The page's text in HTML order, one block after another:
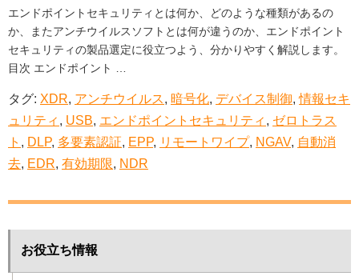
エンドポイントセキュリティとは何か、どのような種類があるの
か、またアンチウイルスソフトとは何が違うのか、エンドポイント
セキュリティの製品選定に役立つよう、分かりやすく解説します。
目次 エンドポイント …
タグ: XDR, アンチウイルス, 暗号化, デバイス制御,情報セキ
ュリティ , USB, エンドポイントセキュリティ , ゼロトラス
ト , DLP, 多要素認証, EPP, リモートワイプ, NGAV, 自動消
去, EDR, 有効期限, NDR
お役立ち情報